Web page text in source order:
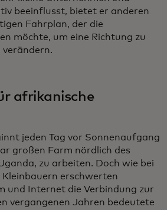
beeinflusst, bietet er anderen
Fahrplan, der die
möchte, um eine Richtung zu
afrikanische
jeden Tag vor Sonnenaufgang
großen Farm nördlich des
zu arbeiten. Doch wie bei
erschwerten
und Internet die Verbindung zur
vergangenen Jahren bedeutete